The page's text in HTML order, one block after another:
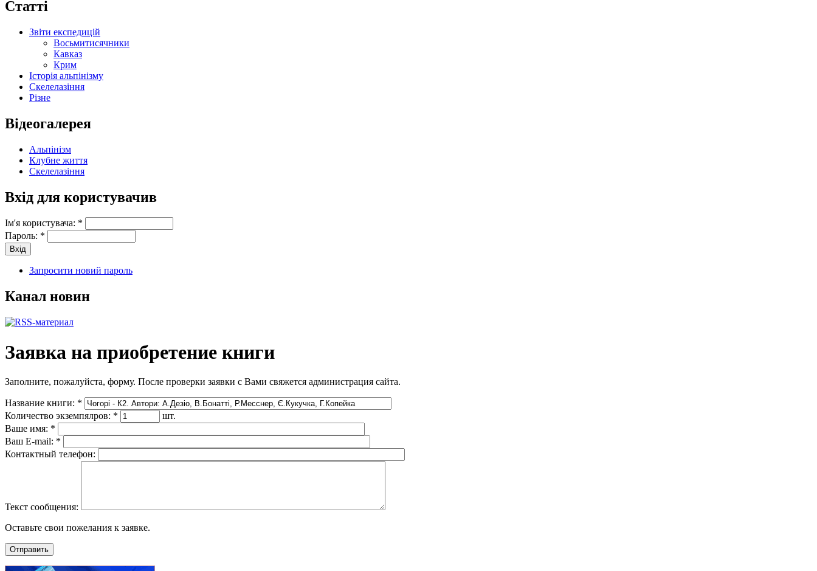
Статті
Звіти експедицій
Восьмитисячники
Кавказ
Крим
Історія альпінізму
Скелелазіння
Різне
Відеогалерея
Альпінізм
Клубне життя
Скелелазіння
Вхід для користувачив
Ім'я користувача: *
Пароль: *
Запросити новий пароль
Канал новин
Заявка на приобретение книги
Заполните, пожалуйста, форму. После проверки заявки с Вами свяжется администрация сайта.
Название книги: *
Количество экземпялров: *
шт.
Ваше имя: *
Ваш E-mail: *
Контактный телефон:
Текст сообщения:
Оставьте свои пожелания к заявке.